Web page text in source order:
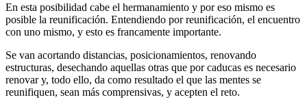
En esta posibilidad cabe el hermanamiento y por eso mismo es
posible la reunificación. Entendiendo por reunificación, el encuentro
con uno mismo, y esto es francamente importante.
Se van acortando distancias, posicionamientos, renovando
estructuras, desechando aquellas otras que por caducas es necesario
renovar y, todo ello, da como resultado el que las mentes se
reunifiquen, sean más comprensivas, y acepten el reto.